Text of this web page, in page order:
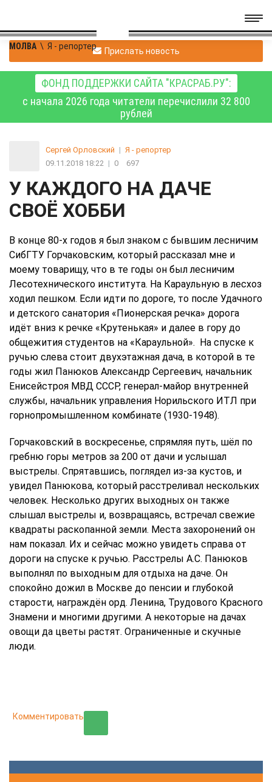
МОЛВА \ Я - репортер Прислать новость
ФОНД ПОДДЕРЖКИ САЙТА "КРАСРАБ.РУ":
с начала 2026 года читатели перечислили 32 800
рублей
Сергей Орловский | Я - репортер
09.11.2018 18:22 | 0 697
У КАЖДОГО НА ДАЧЕ
СВОЁ ХОББИ
В конце 80-х годов я был знаком с бывшим лесничим
СибГТУ Горчаковским, который рассказал мне и
моему товарищу, что в те годы он был лесничим
Лесотехнического института. На Караульную в лесхоз
ходил пешком. Если идти по дороге, то после Удачного
и детского санатория «Пионерская речка» дорога
идёт вниз к речке «Крутенькая» и далее в гору до
общежития студентов на «Караульной». На спуске к
ручью слева стоит двухэтажная дача, в которой в те
годы жил Панюков Александр Сергеевич, начальник
Енисейстроя МВД СССР, генерал-майор внутренней
службы, начальник управления Норильского ИТЛ при
горнопромышленном комбинате (1930-1948).
Горчаковский в воскресенье, спрямляя путь, шёл по
гребню горы метров за 200 от дачи и услышал
выстрелы. Спрятавшись, поглядел из-за кустов, и
увидел Панюкова, который расстреливал нескольких
человек. Несколько других выходных он также
слышал выстрелы и, возвращаясь, встречал свежие
квадраты раскопанной земли. Места захоронений он
нам показал. Их и сейчас можно увидеть справа от
дороги на спуске к ручью. Расстрелы А.С. Панюков
выполнял по выходным для отдыха на даче. Он
спокойно дожил в Москве до пенсии и глубокой
старости, награждён орд. Ленина, Трудового Красного
Знамени и многими другими. А некоторые на дачах
овощи да цветы растят. Ограниченные и скучные
люди.
Комментировать